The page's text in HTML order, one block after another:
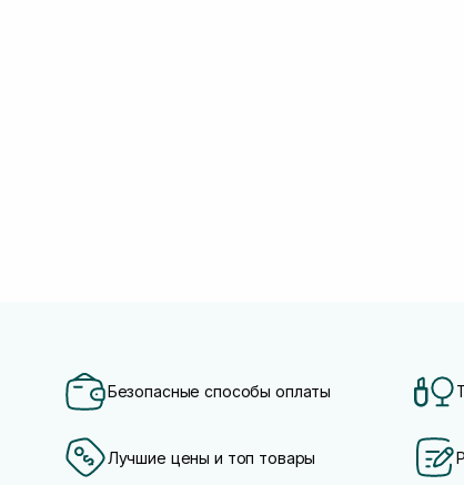
Безопасные способы оплаты
Лучшие цены и топ товары